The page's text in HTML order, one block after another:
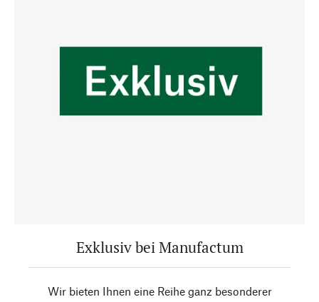
Exklusiv bei Manufactum
Wir bieten Ihnen eine Reihe ganz besonderer